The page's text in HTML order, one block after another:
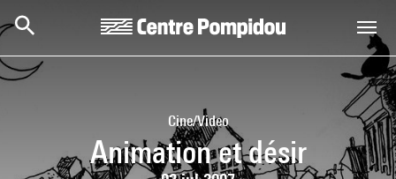
Cine/Video
Animation et désir